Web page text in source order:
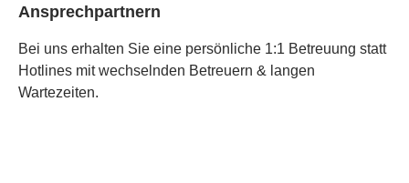
Ansprechpartnern
Bei uns erhalten Sie eine persönliche 1:1 Betreuung statt
Hotlines mit wechselnden Betreuern & langen
Wartezeiten.